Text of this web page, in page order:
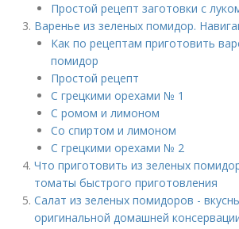
Простой рецепт заготовки с
Варенье из зеленых помидор.
Как по рецептам приготовить
помидор
Простой рецепт
С грецкими орехами № 1
С ромом и лимоном
Со спиртом и лимоном
С грецкими орехами № 2
Что приготовить из зеленых
томаты быстрого приготовления
Салат из зеленых помидоров -
оригинальной домашней